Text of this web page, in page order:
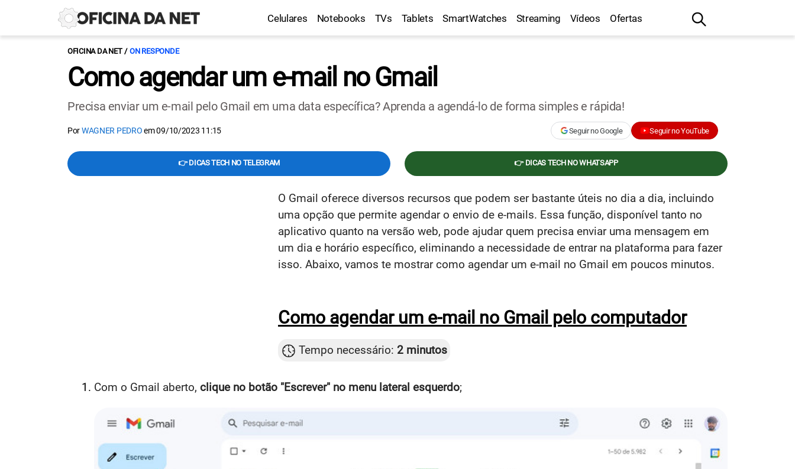
Celulares Notebooks TVs Tablets SmartWatches Streaming Vídeos Ofertas
OFICINA DA NET ON RESPONDE
Como agendar um e-mail no Gmail
Precisa enviar um e-mail pelo Gmail em uma data específica? Aprenda a agendá-lo de forma simples e rápida!
PorWAGNER PEDROem09/10/2023 11:15 Seguir no Google Seguir no YouTube
👉 DICAS TECH NO TELEGRAM 👉 DICAS TECH NO WHATSAPP
O Gmail oferece diversos recursos que podem ser bastante úteis no dia a dia, incluindo
uma opção que permite agendar o envio de e-mails. Essa função, disponível tanto no
aplicativo quanto na versão web, pode ajudar quem precisa enviar uma mensagem em
um dia e horário específico, eliminando a necessidade de entrar na plataforma para fazer
isso. Abaixo, vamos te mostrar como agendar um e-mail no Gmail em poucos minutos.
Como agendar um e-mail no Gmail pelo computador
Tempo necessário: 2 minutos
Com o Gmail aberto, clique no botão "Escrever" no menu lateral esquerdo;